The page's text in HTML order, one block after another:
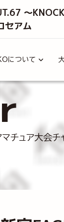
～
セアム
について
マチュア大会チ